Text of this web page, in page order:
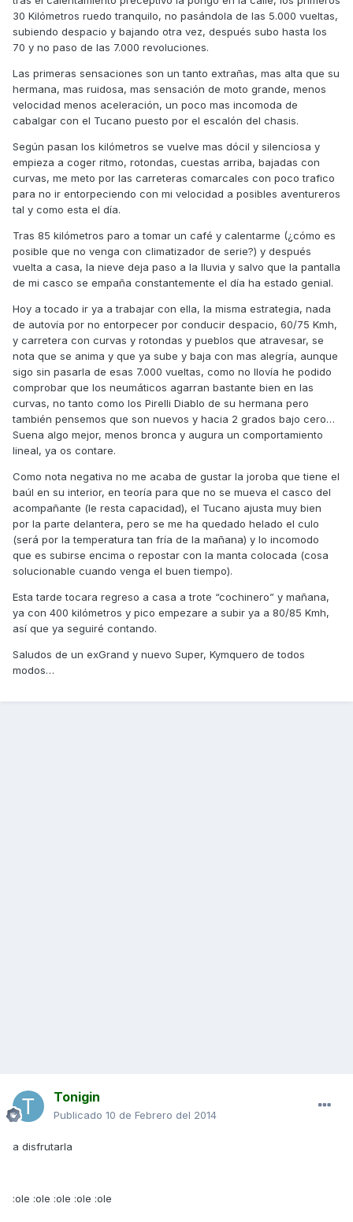
30 Kilómetros ruedo tranquilo, no pasándola de las 5.000 vueltas,
subiendo despacio y bajando otra vez, después subo hasta los
70 y no paso de las 7.000 revoluciones.
Las primeras sensaciones son un tanto extrañas, mas alta que su
hermana, mas ruidosa, mas sensación de moto grande, menos
velocidad menos aceleración, un poco mas incomoda de
cabalgar con el Tucano puesto por el escalón del chasis.
Según pasan los kilómetros se vuelve mas dócil y silenciosa y
empieza a coger ritmo, rotondas, cuestas arriba, bajadas con
curvas, me meto por las carreteras comarcales con poco trafico
para no ir entorpeciendo con mi velocidad a posibles aventureros
tal y como esta el día.
Tras 85 kilómetros paro a tomar un café y calentarme (¿cómo es
posible que no venga con climatizador de serie?) y después
vuelta a casa, la nieve deja paso a la lluvia y salvo que la pantalla
de mi casco se empaña constantemente el día ha estado genial.
Hoy a tocado ir ya a trabajar con ella, la misma estrategia, nada
de autovía por no entorpecer por conducir despacio, 60/75 Kmh,
y carretera con curvas y rotondas y pueblos que atravesar, se
nota que se anima y que ya sube y baja con mas alegría, aunque
sigo sin pasarla de esas 7.000 vueltas, como no llovía he podido
comprobar que los neumáticos agarran bastante bien en las
curvas, no tanto como los Pirelli Diablo de su hermana pero
también pensemos que son nuevos y hacia 2 grados bajo cero…
Suena algo mejor, menos bronca y augura un comportamiento
lineal, ya os contare.
Como nota negativa no me acaba de gustar la joroba que tiene el
baúl en su interior, en teoría para que no se mueva el casco del
acompañante (le resta capacidad), el Tucano ajusta muy bien
por la parte delantera, pero se me ha quedado helado el culo
(será por la temperatura tan fría de la mañana) y lo incomodo
que es subirse encima o repostar con la manta colocada (cosa
solucionable cuando venga el buen tiempo).
Esta tarde tocara regreso a casa a trote “cochinero” y mañana,
ya con 400 kilómetros y pico empezare a subir ya a 80/85 Kmh,
así que ya seguiré contando.
Saludos de un exGrand y nuevo Super, Kymquero de todos
modos…
Tonigin
Publicado 10 de Febrero del 2014
a disfrutarla
:ole :ole :ole :ole :ole